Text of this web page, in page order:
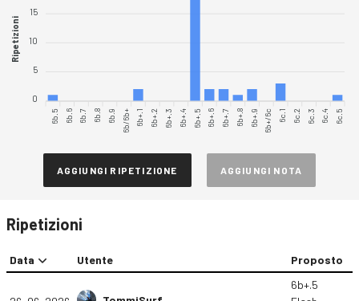
15
10
5
0
Ripetizioni
6b.5 6b.6 6b.7 6b.8 6b.9 6b/6b+ 6b+.1 6b+.2 6b+.3 6b+.4 6b+.5 6b+.6 6b+.7 6b+.8 6b+.9 6b+/6c 6c.1 6c.2 6c.3 6c.4 6c.5
AGGIUNGI RIPETIZIONE AGGIUNGI NOTA
Ripetizioni
Data Utente Proposto
6b+.5